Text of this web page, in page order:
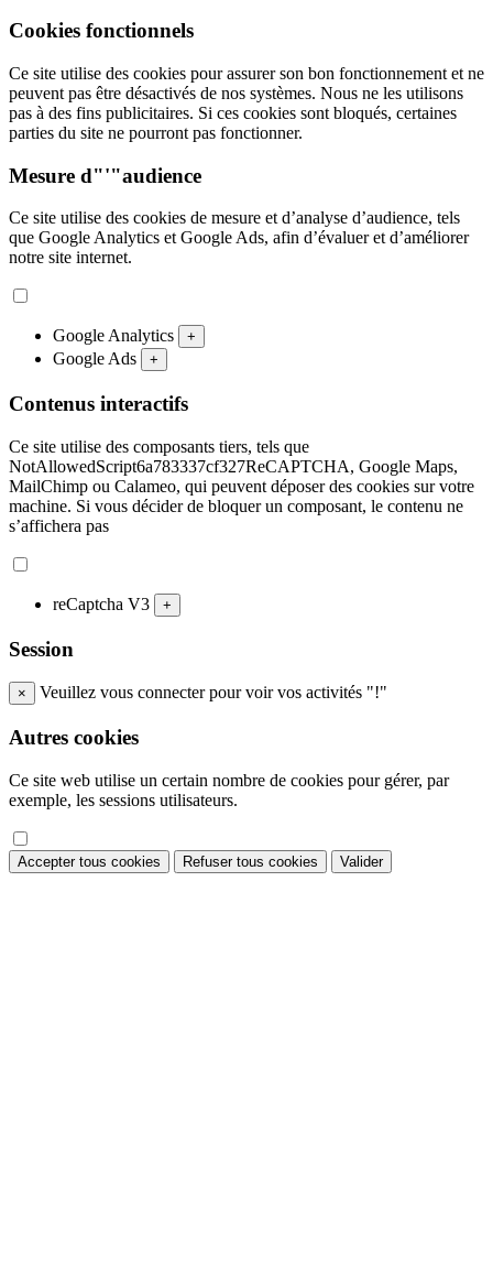
Cookies fonctionnels
Ce site utilise des cookies pour assurer son bon fonctionnement et ne
peuvent pas être désactivés de nos systèmes. Nous ne les utilisons
pas à des fins publicitaires. Si ces cookies sont bloqués, certaines
parties du site ne pourront pas fonctionner.
Mesure d"'"audience
Ce site utilise des cookies de mesure et d’analyse d’audience, tels
que Google Analytics et Google Ads, afin d’évaluer et d’améliorer
notre site internet.
Google Analytics +
Google Ads +
Contenus interactifs
Ce site utilise des composants tiers, tels que
NotAllowedScript6a783337cf327ReCAPTCHA, Google Maps,
MailChimp ou Calameo, qui peuvent déposer des cookies sur votre
machine. Si vous décider de bloquer un composant, le contenu ne
s’affichera pas
reCaptcha V3 +
Session
× Veuillez vous connecter pour voir vos activités "!"
Autres cookies
Ce site web utilise un certain nombre de cookies pour gérer, par
exemple, les sessions utilisateurs.
Accepter tous cookies Refuser tous cookies Valider